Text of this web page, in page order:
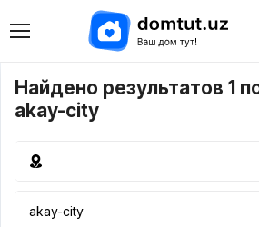
Найдено результатов 1
akay-city